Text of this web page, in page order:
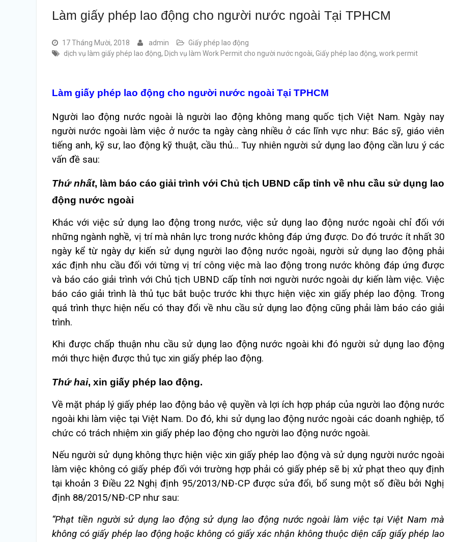
Làm giấy phép lao động cho người nước ngoài Tại TPHCM
17 Tháng Mười, 2018 admin
Giấy phép lao động
dịch vụ làm giấy phép lao động, Dịch vụ làm Work Permit cho người nước ngoài, Giấy phép lao động, work permit
Làm giấy phép lao động cho người nước ngoài Tại TPHCM
Người lao động nước ngoài là người lao động không mang quốc tịch Việt Nam. Ngày nay
người nước ngoài làm việc ở nước ta ngày càng nhiều ở các lĩnh vực như: Bác sỹ, giáo viên
tiếng anh, kỹ sư, lao động kỹ thuật, cầu thủ… Tuy nhiên người sử dụng lao động cần lưu ý các
vấn đề sau:
Thứ nhất, làm báo cáo giải trình với Chủ tịch UBND cấp tỉnh về nhu cầu sử dụng lao
động nước ngoài
Khác với việc sử dụng lao động trong nước, việc sử dụng lao động nước ngoài chỉ đối với
những ngành nghề, vị trí mà nhân lực trong nước không đáp ứng được. Do đó trước ít nhất 30
ngày kể từ ngày dự kiến sử dụng người lao động nước ngoài, người sử dụng lao động phải
xác định nhu cầu đối với từng vị trí công việc mà lao động trong nước không đáp ứng được
và báo cáo giải trình với Chủ tịch UBND cấp tỉnh nơi người nước ngoài dự kiến làm việc. Việc
báo cáo giải trình là thủ tục bắt buộc trước khi thực hiện việc xin giấy phép lao động. Trong
quá trình thực hiện nếu có thay đổi về nhu cầu sử dụng lao động cũng phải làm báo cáo giải
trình.
Khi được chấp thuận nhu cầu sử dụng lao động nước ngoài khi đó người sử dụng lao động
mới thực hiện được thủ tục xin giấy phép lao động.
Thứ hai, xin giấy phép lao động.
Về mặt pháp lý giấy phép lao động bảo vệ quyền và lợi ích hợp pháp của người lao động nước
ngoài khi làm việc tại Việt Nam. Do đó, khi sử dụng lao động nước ngoài các doanh nghiệp, tổ
chức có trách nhiệm xin giấy phép lao động cho người lao động nước ngoài.
Nếu người sử dụng không thực hiện việc xin giấy phép lao động và sử dụng người nước ngoài
làm việc không có giấy phép đối với trường hợp phải có giấy phép sẽ bị xử phạt theo quy định
tại khoản 3 Điều 22 Nghị định 95/2013/NĐ-CP được sửa đổi, bổ sung một số điều bởi Nghị
định 88/2015/NĐ-CP như sau:
“Phạt tiền người sử dụng lao động sử dụng lao động nước ngoài làm việc tại Việt Nam mà
không có giấy phép lao động hoặc không có giấy xác nhận không thuộc diện cấp giấy phép lao